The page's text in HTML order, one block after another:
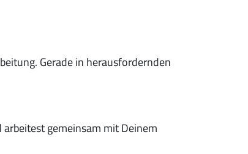
Gerade in herausfordernden
gemeinsam mit Deinem